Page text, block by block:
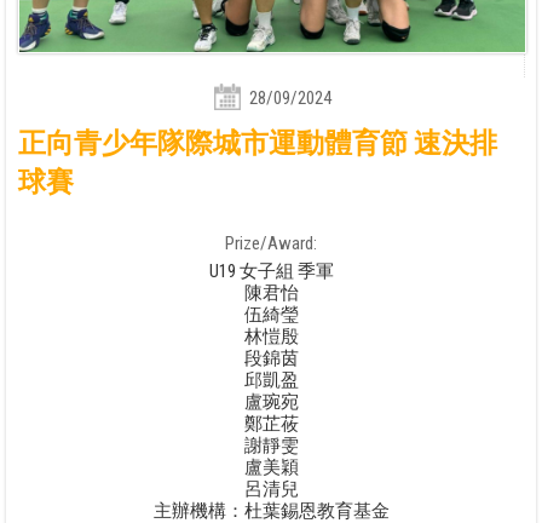
28/09/2024
正向青少年隊際城市運動體育節 速決排
球賽
Prize/Award:
U19 女子組 季軍
陳君怡
伍綺瑩
林愷殷
段錦茵
邱凱盈
盧琬宛
鄭芷莜
謝靜雯
盧美穎
呂清兒
主辦機構：杜葉錫恩教育基金